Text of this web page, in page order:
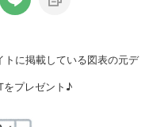
トに掲載している図表の元デ
をプレゼント♪